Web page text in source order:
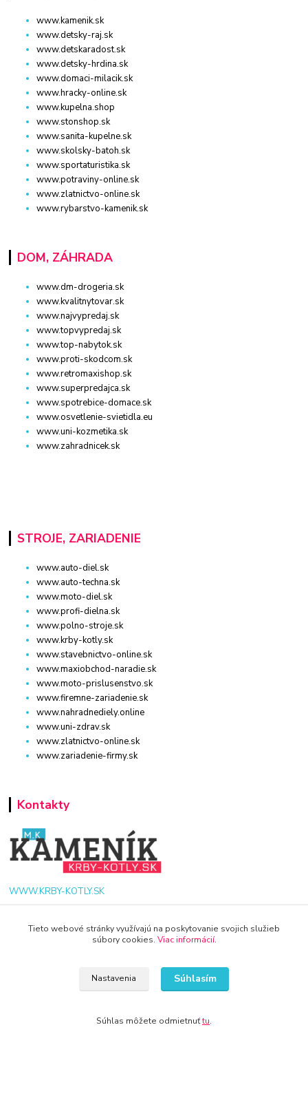
www.kamenik.sk
www.detsky-raj.sk
www.detskaradost.sk
www.detsky-hrdina.sk
www.domaci-milacik.sk
www.hracky-online.sk
www.kupelna.shop
www.stonshop.sk
www.sanita-kupelne.sk
www.skolsky-batoh.sk
www.sportaturistika.sk
www.potraviny-online.sk
www.zlatnictvo-online.sk
www.rybarstvo-kamenik.sk
DOM, ZÁHRADA
www.dm-drogeria.sk
www.kvalitnytovar.sk
www.najvypredaj.sk
www.topvypredaj.sk
www.top-nabytok.sk
www.proti-skodcom.sk
www.retromaxishop.sk
www.superpredajca.sk
www.spotrebice-domace.sk
www.osvetlenie-svietidla.eu
www.uni-kozmetika.sk
www.zahradnicek.sk
STROJE, ZARIADENIE
www.auto-diel.sk
www.auto-techna.sk
www.moto-diel.sk
www.profi-dielna.sk
www.polno-stroje.sk
www.krby-kotly.sk
www.stavebnictvo-online.sk
www.maxiobchod-naradie.sk
www.moto-prislusenstvo.sk
www.firemne-zariadenie.sk
www.nahradnediely.online
www.uni-zdrav.sk
www.zlatnictvo-online.sk
www.zariadenie-firmy.sk
Kontakty
WWW.KRBY-KOTLY.SK
Tieto webové stránky využívajú na poskytovanie svojich služieb
súbory cookies. Viac informácií.
Nastavenia Súhlasím
Súhlas môžete odmietnuťtu.